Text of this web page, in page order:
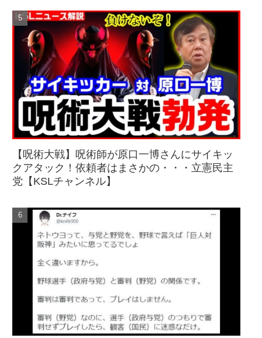
【呪術大戦】呪術師が原口一博さんにサイキッ
クアタック！依頼者はまさかの・・・立憲民主
党【KSLチャンネル】